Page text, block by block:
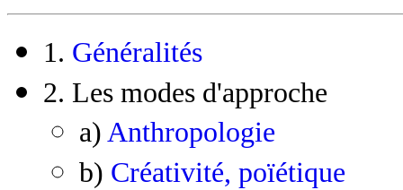
1. Généralités
2. Les modes d'approche
a) Anthropologie
b) Créativité, poïétique